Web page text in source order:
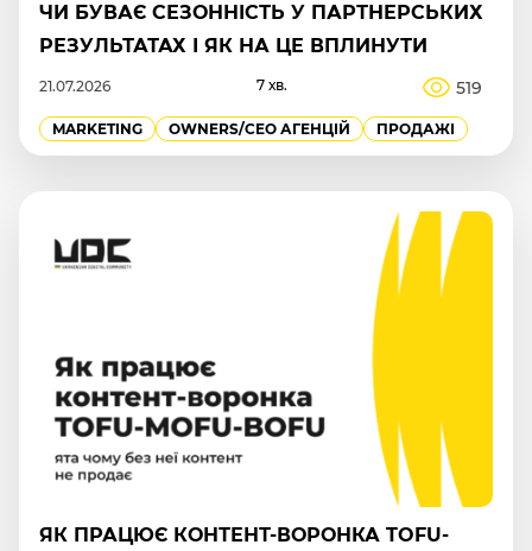
ЧИ БУВАЄ СЕЗОННІСТЬ У ПАРТНЕРСЬКИХ
РЕЗУЛЬТАТАХ І ЯК НА ЦЕ ВПЛИНУТИ
21.07.2026 7 хв. 519
MARKETING OWNERS/СEO АГЕНЦІЙ ПРОДАЖІ
ЯК ПРАЦЮЄ КОНТЕНТ-ВОРОНКА TOFU-